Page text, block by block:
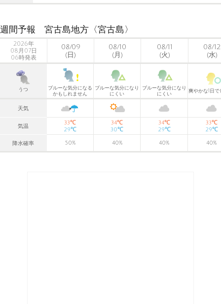
週間予報 宮古島地方〈宮古島〉
2026年
08月07日
06時発表
08/09
(日)
08/10
(月)
08/11
(火)
08/12
(水)
うつ
ブルーな気分になる
かもしれません
ブルーな気分になり
にくい
ブルーな気分になり
にくい
爽やかな1日で
天気
気温
33℃
29℃
34℃
30℃
34℃
29℃
33℃
29℃
降水確率 50% 40% 40% 40%